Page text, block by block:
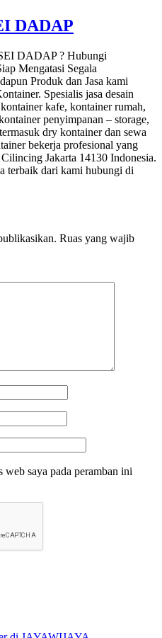
DADAP
DADAP ? Hubungi
Mengatasi Segala
Produk dan Jasa kami
Spesialis jasa desain
kafe, kontainer rumah,
penyimpanan – storage,
dry kontainer dan sewa
bekerja profesional yang
Jakarta 14130 Indonesia.
terbaik dari kami hubungi di
Ruas yang wajib
web saya pada peramban ini